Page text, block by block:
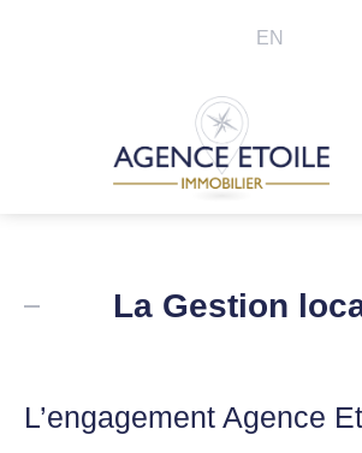
EN
La Gestion
L’engagement Agence